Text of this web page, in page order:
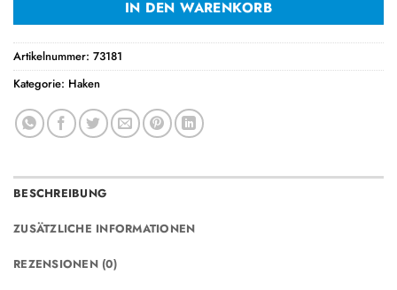
IN DEN WARENKORB
Artikelnummer: 73181
Kategorie: Haken
BESCHREIBUNG
ZUSÄTZLICHE INFORMATIONEN
REZENSIONEN (0)